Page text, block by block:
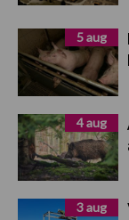
5 aug
4 aug
3 aug